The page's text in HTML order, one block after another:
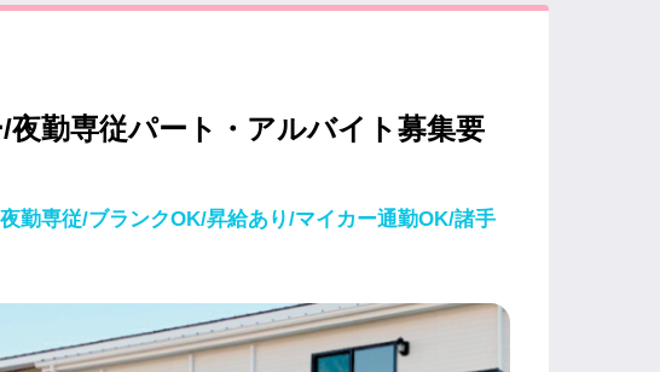
夜勤専従パート・アルバイト募集要
勤専従/ブランクOK/昇給あり/マイカー通勤OK/諸手